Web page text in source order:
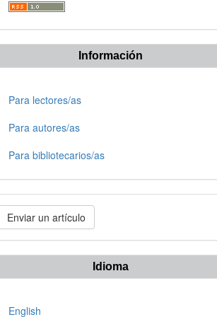
Información
Para lectores/as
Para autores/as
Para bibliotecarios/as
Enviar un artículo
Idioma
English